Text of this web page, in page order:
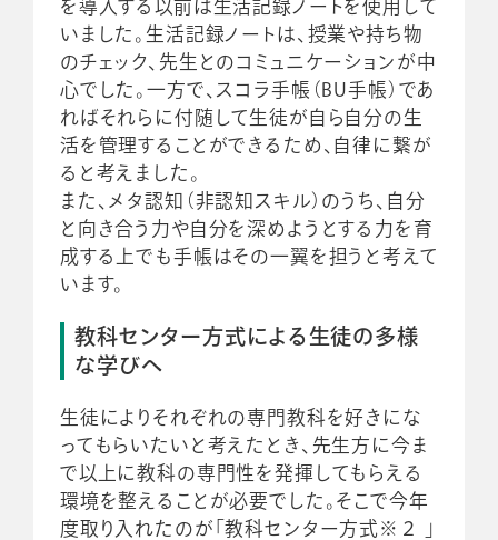
を導入する以前は生活記録ノートを使用して
いました。生活記録ノートは、授業や持ち物
のチェック、先生とのコミュニケーションが中
心でした。一方で、スコラ手帳（BU手帳）であ
ればそれらに付随して生徒が自ら自分の生
活を管理することができるため、自律に繋が
ると考えました。
また、メタ認知（非認知スキル）のうち、自分
と向き合う力や自分を深めようとする力を育
成する上でも手帳はその一翼を担うと考えて
います。
教科センター方式による生徒の多様
な学びへ
生徒によりそれぞれの専門教科を好きにな
ってもらいたいと考えたとき、先生方に今ま
で以上に教科の専門性を発揮してもらえる
環境を整えることが必要でした。そこで今年
度取り入れたのが「教科センター方式※２ 」